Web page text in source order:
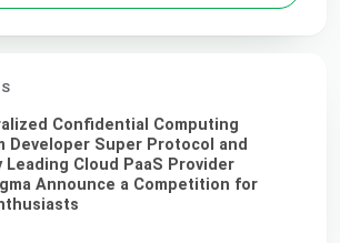
Confidential Computing
Developer Super Protocol and
Leading Cloud PaaS Provider
Announce a Competition for